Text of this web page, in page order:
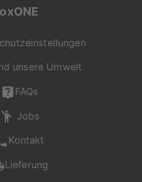
dich
unsere Umwelt
FAQs
Jobs
Kontakt
Lieferung